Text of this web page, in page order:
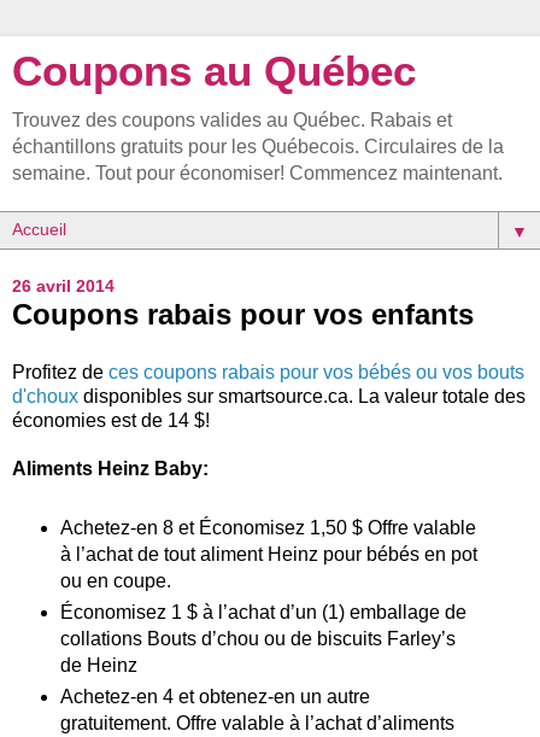
Coupons au Québec
Trouvez des coupons valides au Québec. Rabais et
échantillons gratuits pour les Québecois. Circulaires de la
semaine. Tout pour économiser! Commencez maintenant.
▼
26 avril 2014
Coupons rabais pour vos enfants
Profitez de ces coupons rabais pour vos bébés ou vos bouts
d'choux disponibles sur smartsource.ca. La valeur totale des
économies est de 14 $!
Aliments Heinz Baby:
Achetez-en 8 et Économisez 1,50 $ Offre valable
à l’achat de tout aliment Heinz pour bébés en pot
ou en coupe.
Économisez 1 $ à l’achat d’un (1) emballage de
collations Bouts d’chou ou de biscuits Farley’s
de Heinz
Achetez-en 4 et obtenez-en un autre
gratuitement. Offre valable à l’achat d’aliments